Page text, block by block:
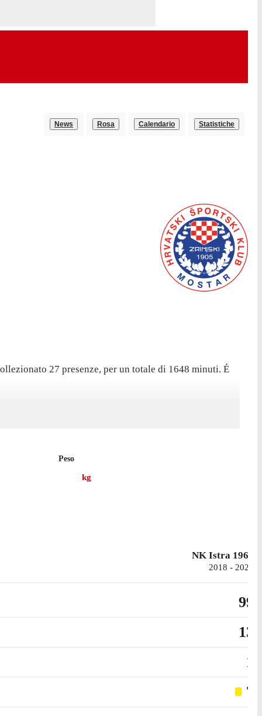
News Rosa Calendario Statistiche
27 presenze, per un totale di 1648 minuti. É
Peso
kg
NK Istra 1961
2018 - 2023
99
13
1
7